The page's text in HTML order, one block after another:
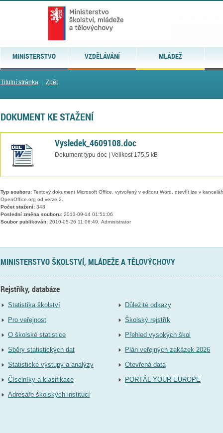
MINISTERSTVO VZDĚLÁVÁNÍ MLÁDEŽ
Titulní stránka| Zpět
DOKUMENT KE STAŽENÍ
Vysledek_4609108.doc
Dokument typu doc | Velikost 175,5 kB
Typ souboru:Textový dokument Microsoft Office, vytvořený v editoru Word, otevřít lze v
OpenOffice.org od verze 2.
Počet stažení:348
Poslední změna souboru:2013-09-14 01:51:06
Soubor publikován:2010-05-26 11:06:49, Administrator
MINISTERSTVO ŠKOLSTVÍ, MLÁDEŽE A TĚLOVÝCHOVY
Rejstříky, databáze
Statistika školství
Pro veřejnost
O školské statistice
Sběry statistických dat
Statistické výstupy a analýzy
Číselníky a klasifikace
Adresáře školských institucí
Důležité odkazy
Školský rejstřík
Přehled vysokých škol
Plán veřejných zakázek 2026
Otevřená data
PORTÁL YOUR EUROPE